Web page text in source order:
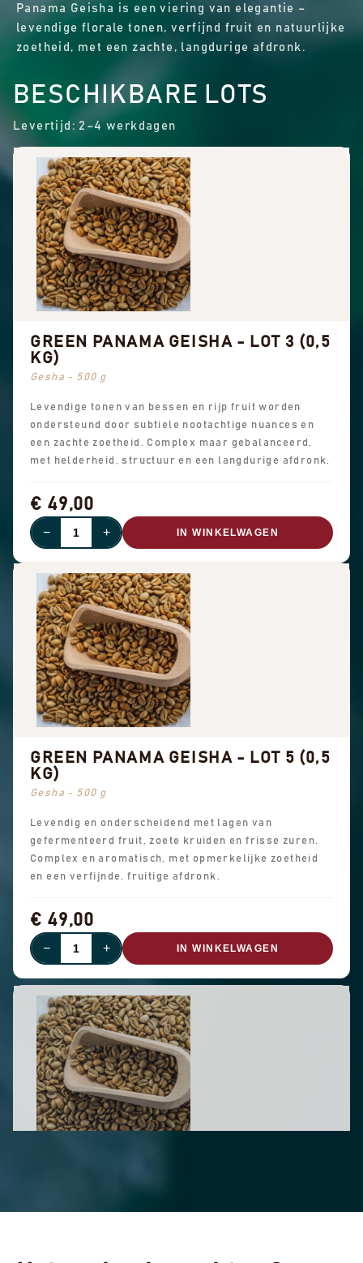
Panama Geisha is een viering van elegantie –
levendige florale tonen, verfijnd fruit en natuurlijke
zoetheid, met een zachte, langdurige afdronk.
BESCHIKBARE LOTS
Levertijd: 2–4 werkdagen
GREEN PANAMA GEISHA - LOT 3 (0,5
KG)
Gesha - 500 g
Levendige tonen van bessen en rijp fruit worden
ondersteund door subtiele nootachtige nuances en
een zachte zoetheid. Complex maar gebalanceerd,
met helderheid, structuur en een langdurige afdronk.
€ 49,00
− + IN WINKELWAGEN
GREEN PANAMA GEISHA - LOT 5 (0,5
KG)
Gesha - 500 g
Levendig en onderscheidend met lagen van
gefermenteerd fruit, zoete kruiden en frisse zuren.
Complex en aromatisch, met opmerkelijke zoetheid
en een verfijnde, fruitige afdronk.
€ 49,00
− + IN WINKELWAGEN
UITVERKOCHT